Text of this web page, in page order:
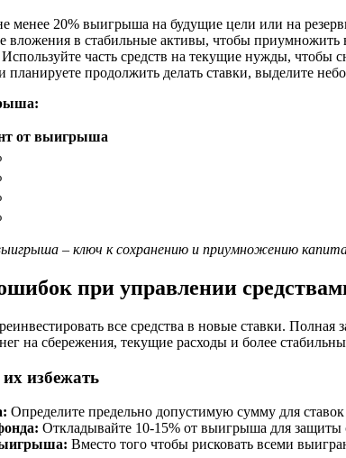
менее 20% выигрыша на будущие цели или на
вложения в стабильные активы, чтобы приумножить
Используйте часть средств на текущие нужды, чтобы
планируете продолжить делать ставки, выделите
от выигрыша
– ключ к сохранению и приумножению
при управлении
реинвестировать все средства в новые ставки.
на сбережения, текущие расходы и более
избежать
Определите предельно допустимую сумму для
Откладывайте 10-15% от выигрыша для защиты
Вместо того чтобы рисковать всеми